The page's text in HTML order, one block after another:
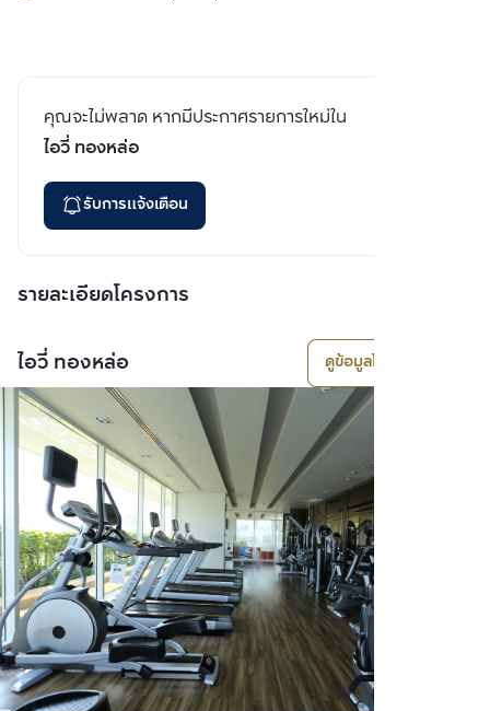
คุณจะไม่พลาด หากมีประกาศรายการใหม่ใน
ไอวี่ ทองหล่อ
รับการแจ้งเตือน
รายละเอียดโครงการ
ไอวี่ ทองหล่อ ดูข้อมูลโครงการ